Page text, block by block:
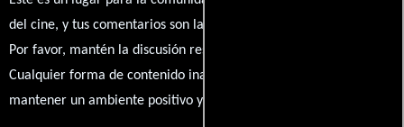
del cine, y tus comentarios son la esencia de esta conversación.
Por favor, mantén la discusión respetuosa y constructiva.
Cualquier forma de contenido inapropiado será eliminado para
mantener un ambiente positivo y enriquecedor para todos.